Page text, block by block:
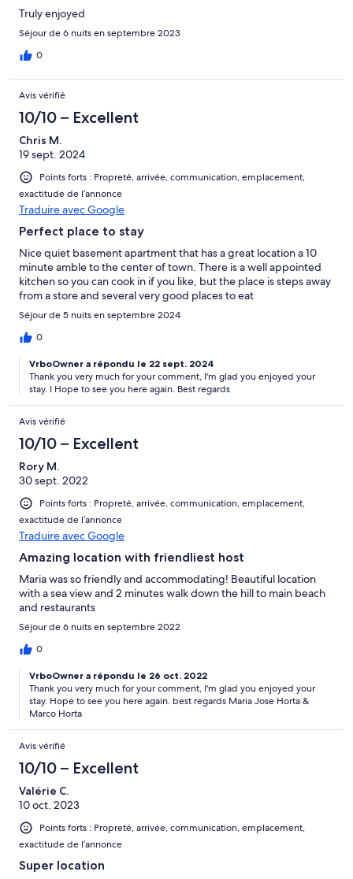
Truly enjoyed
Séjour de 6 nuits en septembre 2023
0
Avis vérifié
10/10 – Excellent
Chris M.
19 sept. 2024
Points forts : Propreté, arrivée, communication, emplacement,
exactitude de l’annonce
Traduire avec Google
Perfect place to stay
Nice quiet basement apartment that has a great location a 10
minute amble to the center of town. There is a well appointed
kitchen so you can cook in if you like, but the place is steps away
from a store and several very good places to eat
Séjour de 5 nuits en septembre 2024
0
VrboOwner a répondu le 22 sept. 2024
Thank you very much for your comment, I'm glad you enjoyed your
stay. I Hope to see you here again. Best regards
Avis vérifié
10/10 – Excellent
Rory M.
30 sept. 2022
Points forts : Propreté, arrivée, communication, emplacement,
exactitude de l’annonce
Traduire avec Google
Amazing location with friendliest host
Maria was so friendly and accommodating! Beautiful location
with a sea view and 2 minutes walk down the hill to main beach
and restaurants
Séjour de 6 nuits en septembre 2022
0
VrboOwner a répondu le 26 oct. 2022
Thank you very much for your comment, I'm glad you enjoyed your
stay. Hope to see you here again. best regards Maria Jose Horta &
Marco Horta
Avis vérifié
10/10 – Excellent
Valérie C.
10 oct. 2023
Points forts : Propreté, arrivée, communication, emplacement,
exactitude de l’annonce
Super location